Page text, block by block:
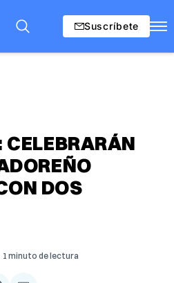
Suscríbete
CELEBRARÁN
DOS
1 minuto de lectura